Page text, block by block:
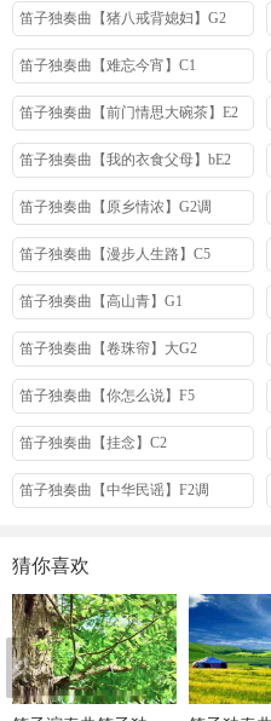
笛子独奏曲【猪八戒背媳妇】G2
笛子独奏曲【难忘今宵】C1
笛子独奏曲【前门情思大碗茶】E2
笛子独奏曲【我的衣食父母】bE2
笛子独奏曲【原乡情浓】G2调
笛子独奏曲【漫步人生路】C5
笛子独奏曲【高山青】G1
笛子独奏曲【卷珠帘】大G2
笛子独奏曲【你怎么说】F5
笛子独奏曲【挂念】C2
笛子独奏曲【中华民谣】F2调
笛子独奏曲【信天游】F2
笛子独奏曲【很远很远的地方】bE2
猜你喜欢